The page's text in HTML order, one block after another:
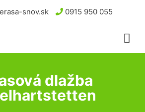
snov.sk 0915 950 055
dlažba